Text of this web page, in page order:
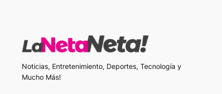
Noticias, Entretenimiento, Deportes, Tecnología y
Mucho Más!